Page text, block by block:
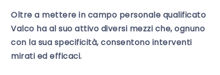
Oltre a mettere in campo personale qualificato
Valco ha al suo attivo diversi mezzi che, ognuno
con la sua specificità, consentono interventi
mirati ed efficaci.